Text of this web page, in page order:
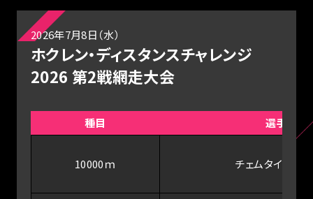
2026年7月8日（水）
ホクレン・ディスタンスチャレンジ
2026 第2戦網走大会
種目 選手
10000ｍ チェムタイ・デボ